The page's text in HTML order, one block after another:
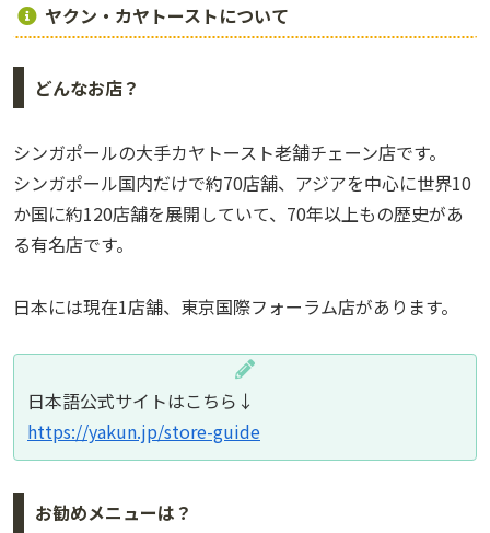
ヤクン・カヤトーストについて
どんなお店？
シンガポールの大手カヤトースト老舗チェーン店です。
シンガポール国内だけで約70店舗、アジアを中心に世界10
か国に約120店舗を展開していて、70年以上もの歴史があ
る有名店です。
日本には現在1店舗、東京国際フォーラム店があります。
日本語公式サイトはこちら↓
https://yakun.jp/store-guide
お勧めメニューは？